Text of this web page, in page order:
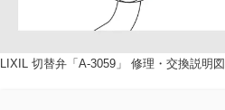
LIXIL 切替弁「A-3059」 修理・交換説明図